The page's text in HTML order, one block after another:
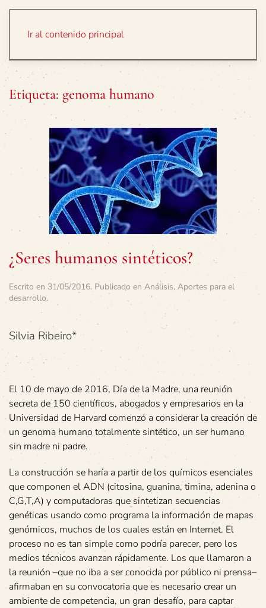
Ir al contenido principal
Etiqueta: genoma humano
¿Seres humanos sintéticos?
Escrito en 31/05/2016. Publicado en Análisis, Aportes para el
desarrollo.
Silvia Ribeiro*
El 10 de mayo de 2016, Día de la Madre, una reunión
secreta de 150 científicos, abogados y empresarios en la
Universidad de Harvard comenzó a considerar la creación de
un genoma humano totalmente sintético, un ser humano
sin madre ni padre.
La construcción se haría a partir de los químicos esenciales
que componen el ADN (citosina, guanina, timina, adenina o
C,G,T,A) y computadoras que sintetizan secuencias
genéticas usando como programa la información de mapas
genómicos, muchos de los cuales están en Internet. El
proceso no es tan simple como podría parecer, pero los
medios técnicos avanzan rápidamente. Los que llamaron a
la reunión –que no iba a ser conocida por público ni prensa–
afirmaban en su convocatoria que es necesario crear un
ambiente de competencia, un gran desafío, para captar